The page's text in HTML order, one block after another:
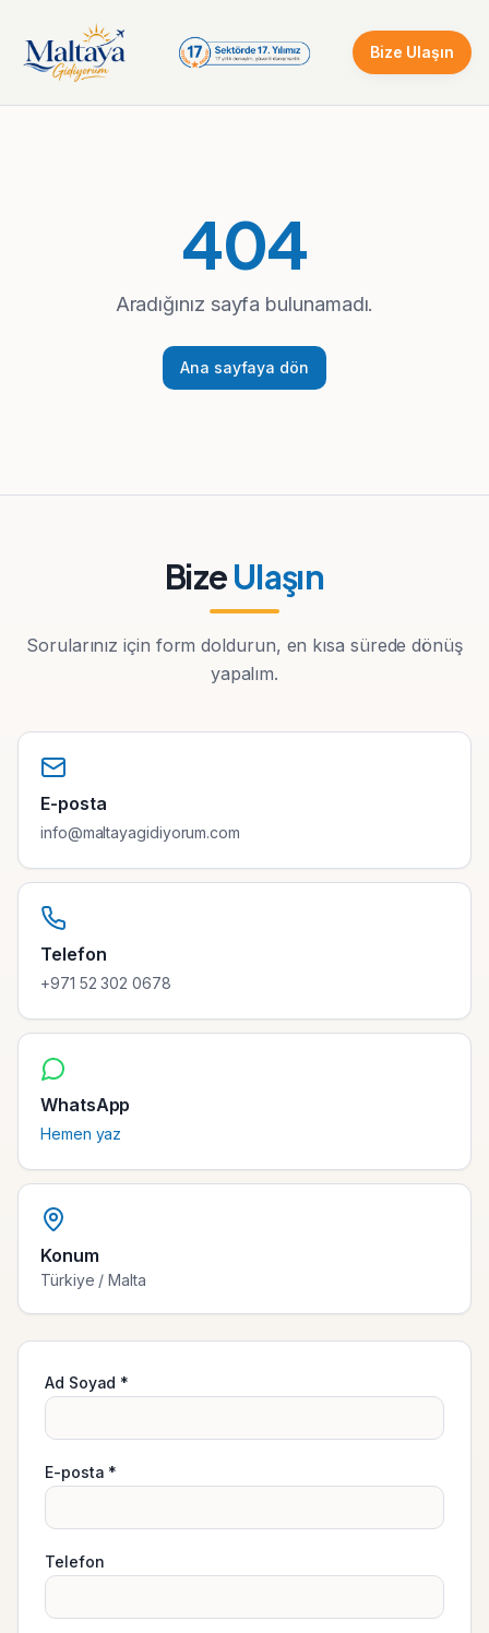
Bize Ulaşın
404
Aradığınız sayfa bulunamadı.
Ana sayfaya dön
BizeUlaşın
Sorularınız için form doldurun, en kısa sürede dönüş
yapalım.
E-posta
info@maltayagidiyorum.com
Telefon
+971 52 302 0678
WhatsApp
Hemen yaz
Konum
Türkiye / Malta
Ad Soyad *
E-posta *
Telefon